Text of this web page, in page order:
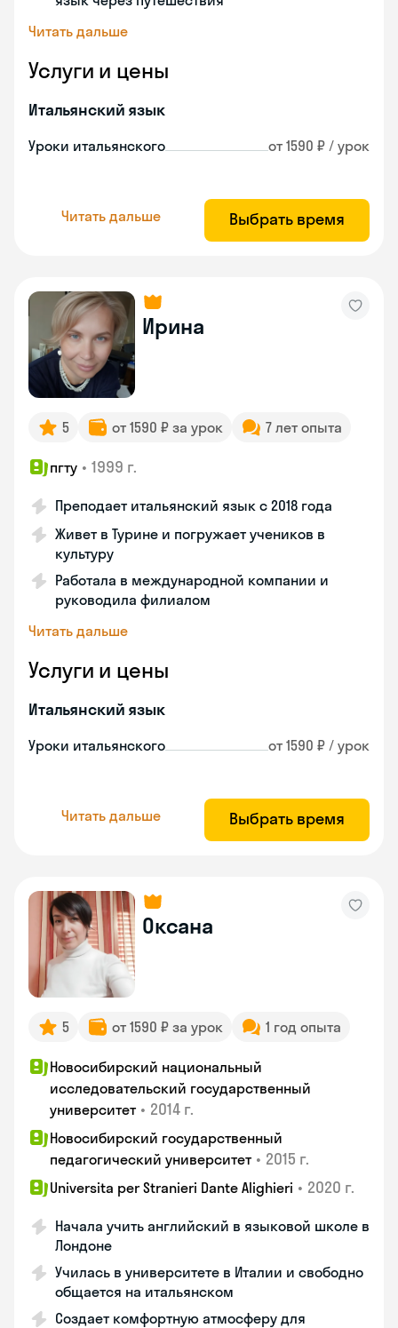
Читать дальше
Услуги и цены
Итальянский язык
Уроки итальянского от 1590 ₽ / урок
Читать дальше Выбрать время
Ирина
5 от 1590 ₽ за урок 7 лет опыта
пгту • 1999 г.
Преподает итальянский язык с 2018 года
Живет в Турине и погружает учеников в
культуру
Работала в международной компании и
руководила филиалом
Читать дальше
Услуги и цены
Итальянский язык
Уроки итальянского от 1590 ₽ / урок
Читать дальше Выбрать время
Оксана
5 от 1590 ₽ за урок 1 год опыта
Новосибирский национальный
исследовательский государственный
университет • 2014 г.
Новосибирский государственный
педагогический университет • 2015 г.
Universita per Stranieri Dante Alighieri • 2020 г.
Начала учить английский в языковой школе в
Лондоне
Училась в университете в Италии и свободно
общается на итальянском
Создает комфортную атмосферу для